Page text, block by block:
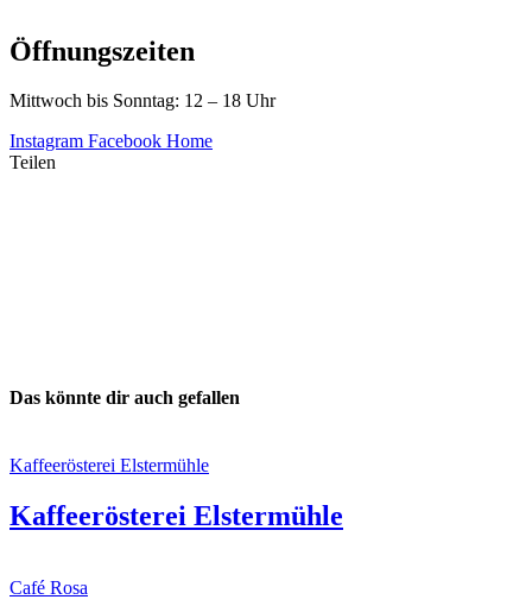
Öffnungszeiten
Mittwoch bis Sonntag: 12 – 18 Uhr
Instagram Facebook Home
Teilen
Das könnte dir auch gefallen
Kaffeerösterei Elstermühle
Kaffeerösterei Elstermühle
Café Rosa